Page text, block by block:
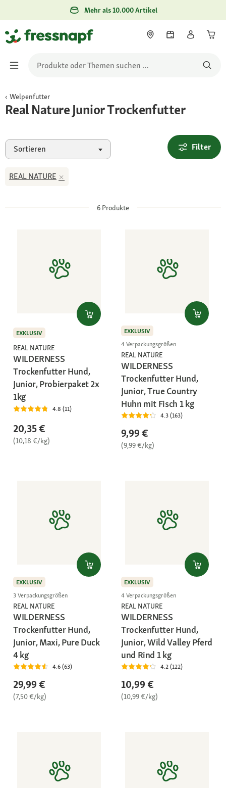
Mehr als 10.000 Artikel
Welpenfutter
Real Nature Junior Trockenfutter
Sortieren Filter
REAL NATURE
6 Produkte
EXKLUSIV
REAL NATURE
WILDERNESS
Trockenfutter Hund,
Junior, Probierpaket 2x
1kg
4.8 (11)
20,35 €
(10,18 €/kg)
EXKLUSIV
4 Verpackungsgrößen
REAL NATURE
WILDERNESS
Trockenfutter Hund,
Junior, True Country
Huhn mit Fisch 1 kg
4.3 (163)
9,99 €
(9,99 €/kg)
EXKLUSIV
3 Verpackungsgrößen
REAL NATURE
WILDERNESS
Trockenfutter Hund,
Junior, Maxi, Pure Duck
4 kg
4.6 (63)
29,99 €
(7,50 €/kg)
EXKLUSIV
4 Verpackungsgrößen
REAL NATURE
WILDERNESS
Trockenfutter Hund,
Junior, Wild Valley Pferd
und Rind 1 kg
4.2 (122)
10,99 €
(10,99 €/kg)